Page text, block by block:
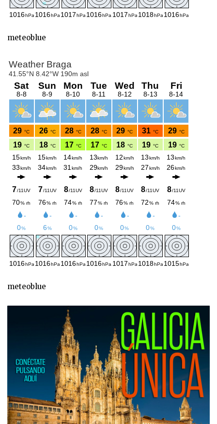
meteoblue
meteoblue